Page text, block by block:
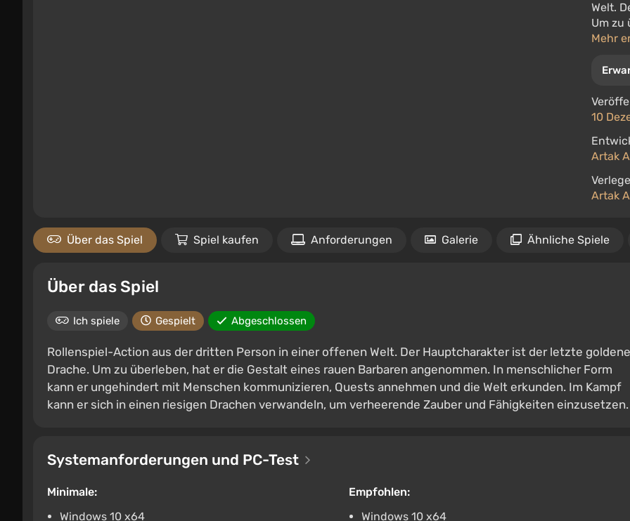
Welt.
Um zu
Mehr
10
Artak
Artak
Über das Spiel Spiel kaufen Anforderungen Galerie Ähnliche Spiele
Über das Spiel
Ich spiele Gespielt Abgeschlossen
Rollenspiel-Action aus der dritten Person in einer offenen Welt. Der Hauptcharakter ist der letzte goldene
Drache. Um zu überleben, hat er die Gestalt eines rauen Barbaren angenommen. In menschlicher Form
kann er ungehindert mit Menschen kommunizieren, Quests annehmen und die Welt erkunden. Im Kampf
kann er sich in einen riesigen Drachen verwandeln, um verheerende Zauber und Fähigkeiten einzusetzen.
Systemanforderungen und PC-Test
Minimale:
Windows 10 x64
Empfohlen:
Windows 10 x64